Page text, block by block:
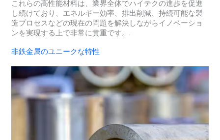
これらの高性能材料は、業界全体でハイテクの進歩を促進
し続けており、エネルギー効率、排出削減、持続可能な製
造プロセスなどの現在の問題を解決しながらイノベーショ
ンを実現する上で非常に貴重です。.
非鉄金属のユニークな特性